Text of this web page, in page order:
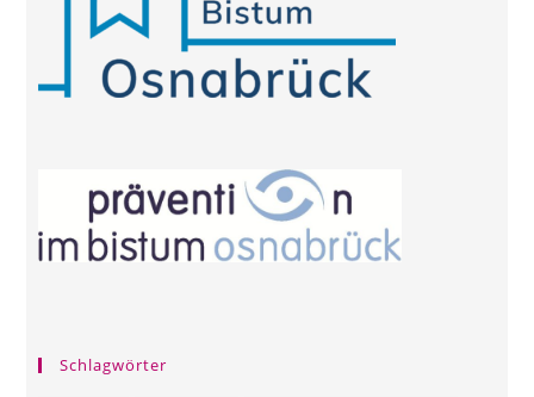
Schlagwörter